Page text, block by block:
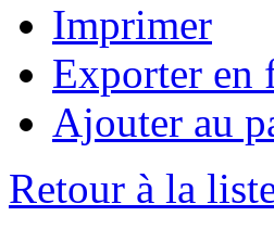
Imprimer
Exporter en
Ajouter au
Retour à la